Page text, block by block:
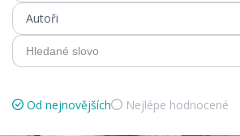
Autoři
Od nejnovějších Nejlépe hodnocené